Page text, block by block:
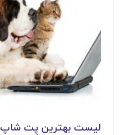
لیست بهترین پت شاپ